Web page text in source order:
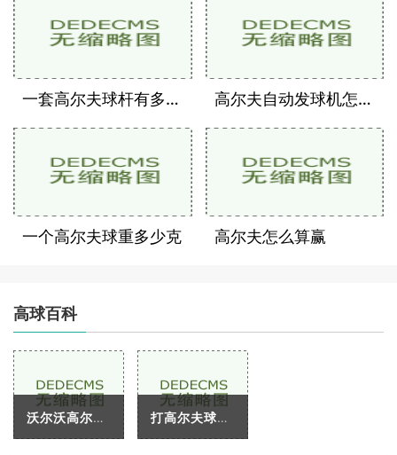
一套高尔夫球杆有多少支 高尔夫自动发球机怎么用
一个高尔夫球重多少克 高尔夫怎么算赢
高球百科
沃尔沃高尔夫球杆是全球极具品质和声誉的高尔夫球杆品牌，沃尔沃一直致力于推出高品质的高尔夫球杆，深受广大高尔夫爱好者的喜欢。沃尔沃高尔夫球杆的价格也很贵，对于那些热 打高尔夫球是一项非常有趣的运动，不仅可以让人感受到挑战性，还能获得身体锻炼和户外运动的快乐。而在打高尔夫球时，握杆是一个非常重要的环节。本文将向您介绍如何正确地握